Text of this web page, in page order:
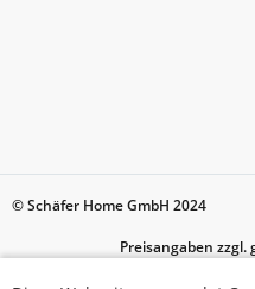
© Schäfer Home GmbH 2024
Preisangaben zzgl.